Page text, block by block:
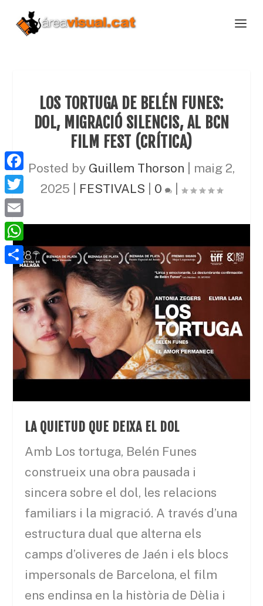
LOS TORTUGA DE BELÉN FUNES:
DOL, MIGRACIÓ SILENCIS, AL BCN
FILM FEST (CRÍTICA)
Posted by Guillem Thorson
maig 2,
2025
FESTIVALS 0
LA QUIETUD QUE DEIXA EL DOL
Amb Los tortuga, Belén Funes
construeix una obra pausada i
sincera sobre el dol, les relacions
familiars i la migració. A través d’una
estructura dual que alterna els
camps d’oliveres de Jaén i els blocs
impersonals de Barcelona, el film
ens endinsa en la història de Dèlia i
F
a
c
e
b
T
w
i
t
E
m
a
W
h
A
m